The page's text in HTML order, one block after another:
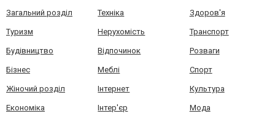
Загальний розділ Техніка Здоров'я
Туризм Нерухомість Транспорт
Будівництво Відпочинок Розваги
Бізнес Меблі Спорт
Жіночий розділ Інтернет Культура
Економіка Інтер'єр Мода